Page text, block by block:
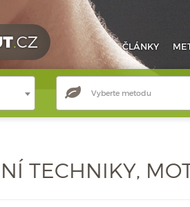
ČLÁNKY
Vyberte metodu
TECHNIKY,